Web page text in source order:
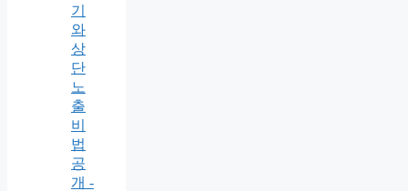
기
와
상
단
노
출
비
법
공
개 -